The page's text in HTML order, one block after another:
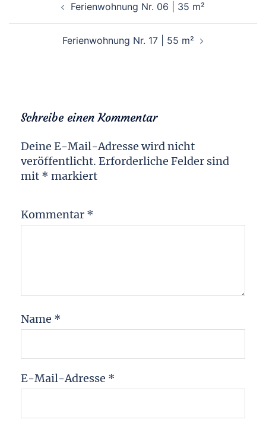
Ferienwohnung Nr. 06 | 35 m²
Ferienwohnung Nr. 17 | 55 m²
Schreibe einen Kommentar
Deine E-Mail-Adresse wird nicht
veröffentlicht. Erforderliche Felder sind
mit * markiert
Kommentar *
Name *
E-Mail-Adresse *